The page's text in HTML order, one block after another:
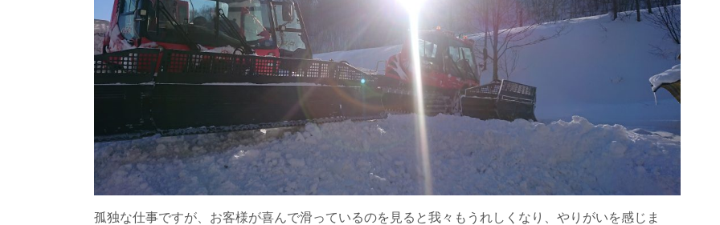
孤独な仕事ですが、お客様が喜んで滑っているのを見ると我々もうれしくなり、やりがいを感じま